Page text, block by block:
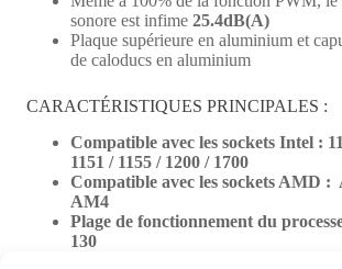
sonore est infime 25.4dB(A)
Plaque supérieure en aluminium et
de caloducs en aluminium
CARACTÉRISTIQUES PRINCIPALES :
Compatible avec les sockets Intel :
1151 / 1155 / 1200 / 1700
Compatible avec les sockets AMD :
AM4
Plage de fonctionnement du
130